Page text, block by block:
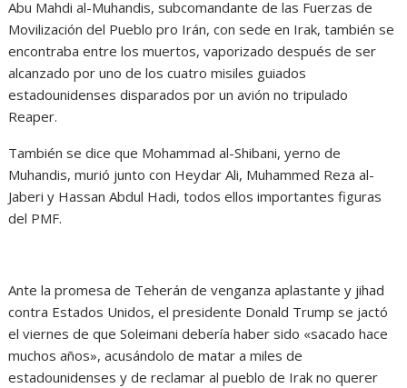
Abu Mahdi al-Muhandis, subcomandante de las Fuerzas de
Movilización del Pueblo pro Irán, con sede en Irak, también se
encontraba entre los muertos, vaporizado después de ser
alcanzado por uno de los cuatro misiles guiados
estadounidenses disparados por un avión no tripulado
Reaper.
También se dice que Mohammad al-Shibani, yerno de
Muhandis, murió junto con Heydar Ali, Muhammed Reza al-
Jaberi y Hassan Abdul Hadi, todos ellos importantes figuras
del PMF.
Ante la promesa de Teherán de venganza aplastante y jihad
contra Estados Unidos, el presidente Donald Trump se jactó
el viernes de que Soleimani debería haber sido «sacado hace
muchos años», acusándolo de matar a miles de
estadounidenses y de reclamar al pueblo de Irak no querer